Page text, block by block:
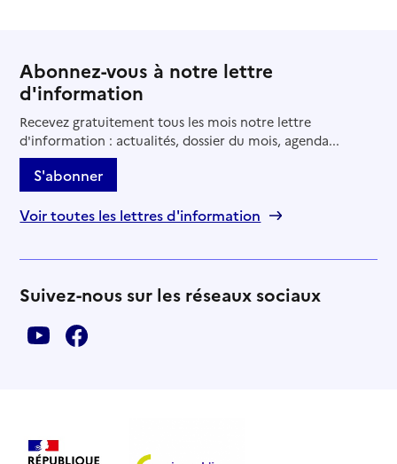
Abonnez-vous à notre lettre
d'information
Recevez gratuitement tous les mois notre lettre
d'information : actualités, dossier du mois, agenda...
S'abonner
Voir toutes les lettres d'information
Suivez-nous sur les réseaux sociaux